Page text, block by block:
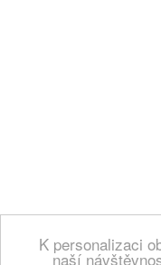
K personalizaci
naší